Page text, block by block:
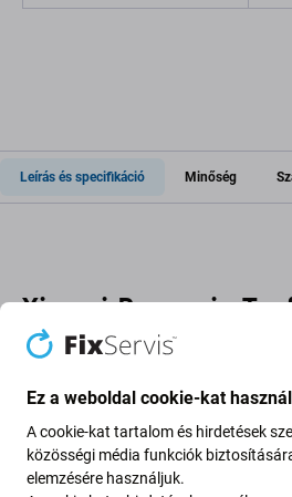
Leírás és specifikáció Minőség
Xiaomi, Proscenic,
akkumulátor
Ha a Xiaomi Roidmi EVE Plus,
Tefalakkumulátora felfújt vagy
ki kell cserélni.
Ez a weboldal cookie-kat használ
A cookie-kat tartalom és hirdetések
közösségi média funkciók
elemzésére használjuk.